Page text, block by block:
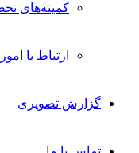
کمیته‌های
ارتباط با
گزارش تصویری